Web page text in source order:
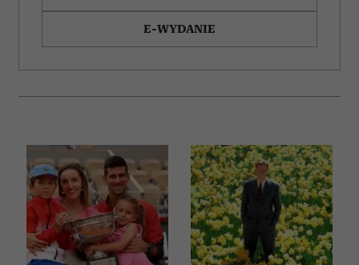
E-WYDANIE